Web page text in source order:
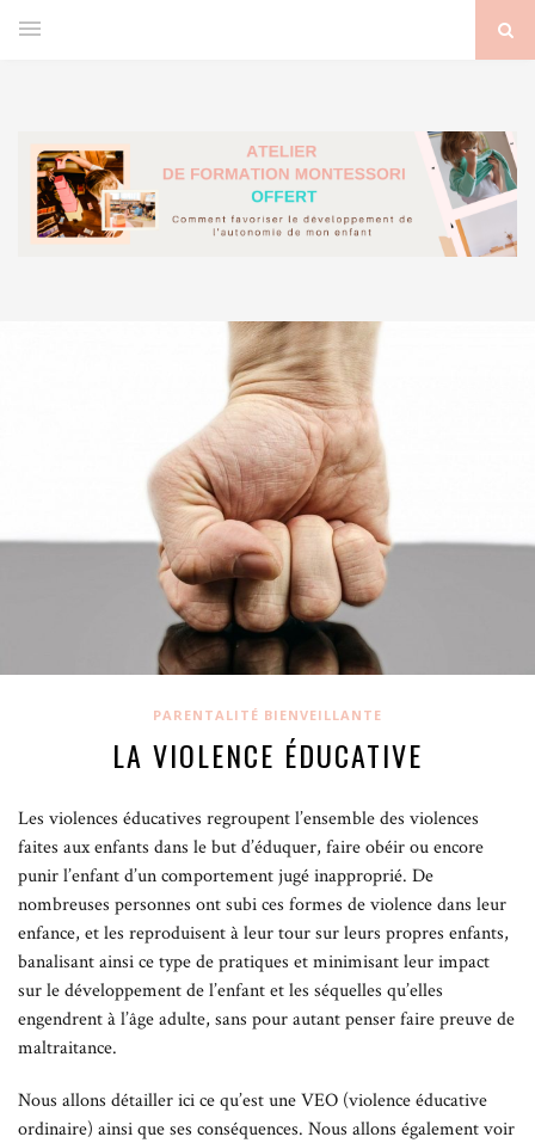
PARENTALITÉ BIENVEILLANTE
LA VIOLENCE ÉDUCATIVE
Les violences éducatives regroupent l’ensemble des violences
faites aux enfants dans le but d’éduquer, faire obéir ou encore
punir l’enfant d’un comportement jugé inapproprié. De
nombreuses personnes ont subi ces formes de violence dans leur
enfance, et les reproduisent à leur tour sur leurs propres enfants,
banalisant ainsi ce type de pratiques et minimisant leur impact
sur le développement de l’enfant et les séquelles qu’elles
engendrent à l’âge adulte, sans pour autant penser faire preuve de
maltraitance.
Nous allons détailler ici ce qu’est une VEO (violence éducative
ordinaire) ainsi que ses conséquences. Nous allons également voir